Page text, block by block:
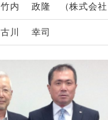
竹内 政隆 （株式会社
古川 幸司